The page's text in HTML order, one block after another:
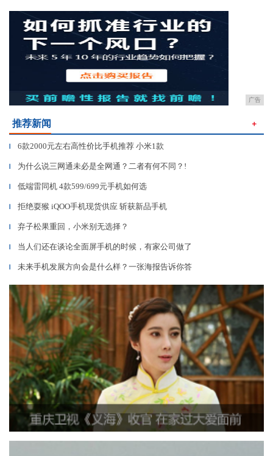
广告
推荐新闻 ＋
▎ 6款2000元左右高性价比手机推荐 小米1款
▎ 为什么说三网通未必是全网通？二者有何不同？!
▎ 低端雷同机 4款599/699元手机如何选
▎ 拒绝耍猴 iQOO手机现货供应 斩获新品手机
▎ 弃子松果重回，小米别无选择？
▎ 当人们还在谈论全面屏手机的时候，有家公司做了
▎ 未来手机发展方向会是什么样？一张海报告诉你答